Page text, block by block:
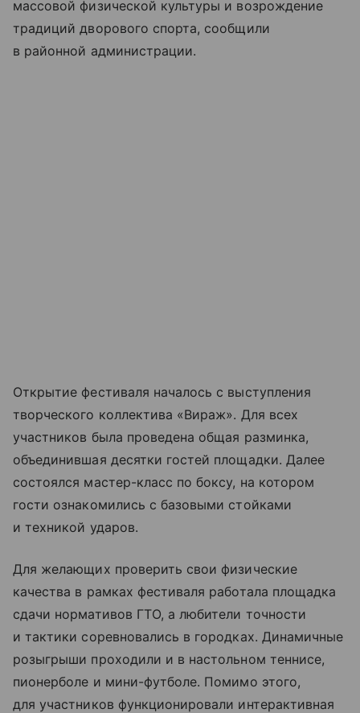
массовой физической культуры и возрождение
традиций дворового спорта, сообщили
в районной администрации.
Открытие фестиваля началось с выступления
творческого коллектива «Вираж». Для всех
участников была проведена общая разминка,
объединившая десятки гостей площадки. Далее
состоялся мастер-класс по боксу, на котором
гости ознакомились с базовыми стойками
и техникой ударов.
Для желающих проверить свои физические
качества в рамках фестиваля работала площадка
сдачи нормативов ГТО, а любители точности
и тактики соревновались в городках. Динамичные
розыгрыши проходили и в настольном теннисе,
пионерболе и мини-футболе. Помимо этого,
для участников функционировали интерактивная